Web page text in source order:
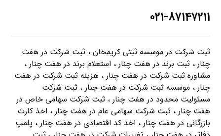
۰۲۱-۸۷۱۴۷۲۱۱
ثبت شرکت در موسسه ثبتی کریمخان ، ثبت شرکت در هفت
چنار ، ثبت برند در هفت چنار ، استعلام برند در هفت چنار ،
مشاوره ثبت شرکت در هفت چنار ، هزینه ثبت شرکت در هفت
چنار ، موسسه ثبت شرکت در هفت چنار ، ثبت شرکت
مسئولیت محدود در هفت چنار ، ثبت شرکت سهامی خاص در
هفت چنار ، ثبت شرکت سهامی عام در هفت چنار ، اخذ کارت
بازرگانی در هفت چنار ، اخذ کد اقتصادی در هفت چنار ، پلمپ